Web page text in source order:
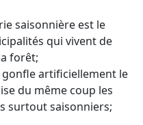
saisonnière est le
qui vivent de
forêt;
artificiellement le
du même coup les
surtout saisonniers;